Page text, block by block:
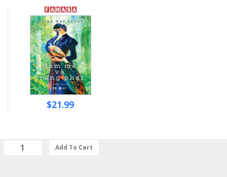
$21.99
Add To Cart